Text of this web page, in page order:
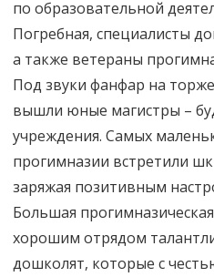
по образовательной
Погребная, специалисты
а также ветераны
Под звуки фанфар на
вышли юные магистры –
учреждения. Самых
прогимназии встретили
заряжая позитивным
Большая
хорошим отрядом
дошколят, которые с